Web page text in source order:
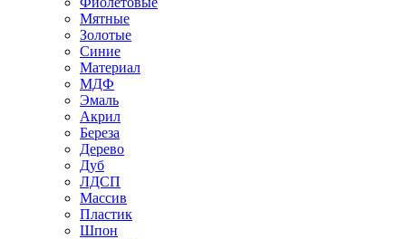
Мятные
Золотые
Синие
Материал
МДФ
Эмаль
Акрил
Береза
Дерево
Дуб
ЛДСП
Массив
Пластик
Шпон